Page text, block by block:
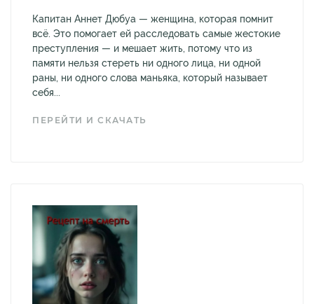
Капитан Аннет Дюбуа — женщина, которая помнит
всё. Это помогает ей расследовать самые жестокие
преступления — и мешает жить, потому что из
памяти нельзя стереть ни одного лица, ни одной
раны, ни одного слова маньяка, который называет
себя...
ПЕРЕЙТИ И СКАЧАТЬ